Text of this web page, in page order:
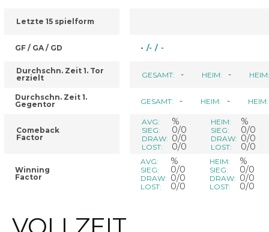
Letzte 15 spielform
GF / GA / GD
Durchschn. Zeit 1. Tor
erzielt
Durchschn. Zeit 1.
Gegentor
Comeback
Factor
Winning
Factor
- /- / -
GESAMT: - HEIM: - HEIM:
GESAMT: - HEIM: - HEIM:
AVG: %
SIEG: 0/0
DRAW: 0/0
LOST: 0/0
HEIM: %
SIEG: 0/0
DRAW: 0/0
LOST: 0/0
AVG: %
SIEG: 0/0
DRAW: 0/0
LOST: 0/0
HEIM: %
SIEG: 0/0
DRAW: 0/0
LOST: 0/0